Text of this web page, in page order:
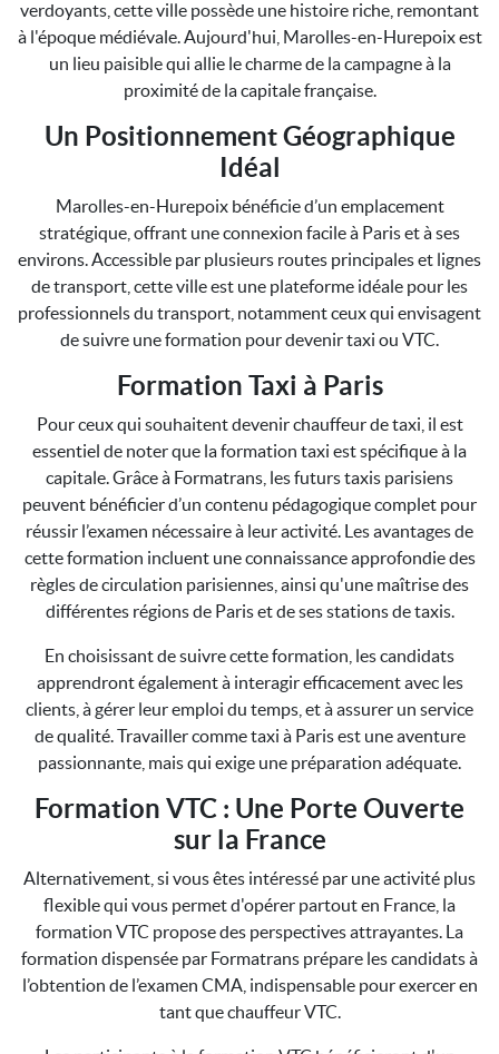
verdoyants, cette ville possède une histoire riche, remontant
à l'époque médiévale. Aujourd'hui, Marolles-en-Hurepoix est
un lieu paisible qui allie le charme de la campagne à la
proximité de la capitale française.
Un Positionnement Géographique
Idéal
Marolles-en-Hurepoix bénéficie d’un emplacement
stratégique, offrant une connexion facile à Paris et à ses
environs. Accessible par plusieurs routes principales et lignes
de transport, cette ville est une plateforme idéale pour les
professionnels du transport, notamment ceux qui envisagent
de suivre une formation pour devenir taxi ou VTC.
Formation Taxi à Paris
Pour ceux qui souhaitent devenir chauffeur de taxi, il est
essentiel de noter que la formation taxi est spécifique à la
capitale. Grâce à Formatrans, les futurs taxis parisiens
peuvent bénéficier d’un contenu pédagogique complet pour
réussir l’examen nécessaire à leur activité. Les avantages de
cette formation incluent une connaissance approfondie des
règles de circulation parisiennes, ainsi qu'une maîtrise des
différentes régions de Paris et de ses stations de taxis.
En choisissant de suivre cette formation, les candidats
apprendront également à interagir efficacement avec les
clients, à gérer leur emploi du temps, et à assurer un service
de qualité. Travailler comme taxi à Paris est une aventure
passionnante, mais qui exige une préparation adéquate.
Formation VTC : Une Porte Ouverte
sur la France
Alternativement, si vous êtes intéressé par une activité plus
flexible qui vous permet d'opérer partout en France, la
formation VTC propose des perspectives attrayantes. La
formation dispensée par Formatrans prépare les candidats à
l’obtention de l’examen CMA, indispensable pour exercer en
tant que chauffeur VTC.